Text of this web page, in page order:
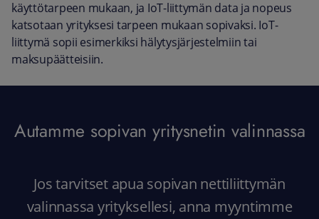
käyttötarpeen mukaan, ja IoT-liittymän data ja nopeus
katsotaan yrityksesi tarpeen mukaan sopivaksi. IoT-
liittymä sopii esimerkiksi hälytysjärjestelmiin tai
maksupäätteisiin.
Autamme sopivan yritysnetin valinnassa
Jos tarvitset apua sopivan nettiliittymän
valinnassa yrityksellesi, anna myyntimme